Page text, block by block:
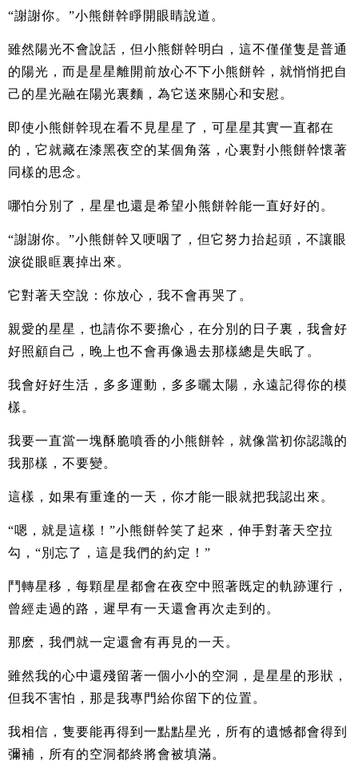
“謝謝你。”小熊餅幹睜開眼睛說道。
雖然陽光不會說話，但小熊餅幹明白，這不僅僅隻是普通
的陽光，而是星星離開前放心不下小熊餅幹，就悄悄把自
己的星光融在陽光裏麵，為它送來關心和安慰。
即使小熊餅幹現在看不見星星了，可星星其實一直都在
的，它就藏在漆黑夜空的某個角落，心裏對小熊餅幹懷著
同樣的思念。
哪怕分別了，星星也還是希望小熊餅幹能一直好好的。
“謝謝你。”小熊餅幹又哽咽了，但它努力抬起頭，不讓眼
淚從眼眶裏掉出來。
它對著天空說：你放心，我不會再哭了。
親愛的星星，也請你不要擔心，在分別的日子裏，我會好
好照顧自己，晚上也不會再像過去那樣總是失眠了。
我會好好生活，多多運動，多多曬太陽，永遠記得你的模
樣。
我要一直當一塊酥脆噴香的小熊餅幹，就像當初你認識的
我那樣，不要變。
這樣，如果有重逢的一天，你才能一眼就把我認出來。
“嗯，就是這樣！”小熊餅幹笑了起來，伸手對著天空拉
勾，“別忘了，這是我們的約定！”
鬥轉星移，每顆星星都會在夜空中照著既定的軌跡運行，
曾經走過的路，遲早有一天還會再次走到的。
那麽，我們就一定還會有再見的一天。
雖然我的心中還殘留著一個小小的空洞，是星星的形狀，
但我不害怕，那是我專門給你留下的位置。
我相信，隻要能再得到一點點星光，所有的遺憾都會得到
彌補，所有的空洞都終將會被填滿。